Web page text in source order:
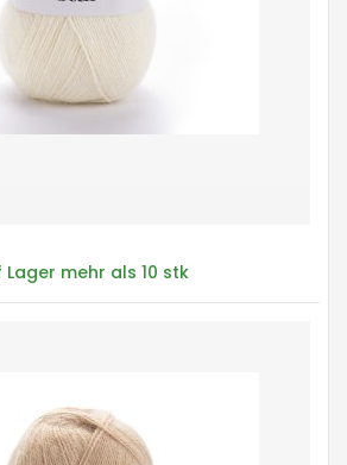
Lager mehr als 10 stk